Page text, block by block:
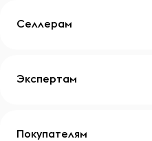
Селлерам
Экспертам
Покупателям